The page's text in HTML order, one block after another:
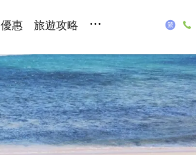
優惠 旅遊攻略 ...